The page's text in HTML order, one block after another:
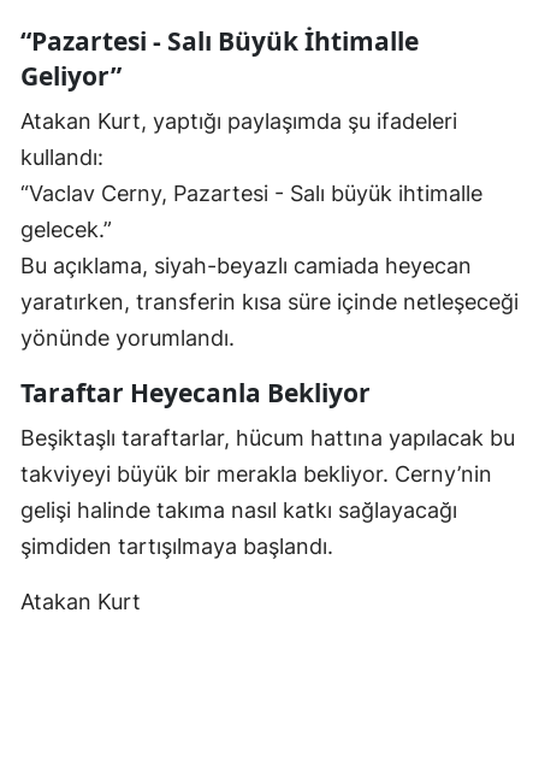
“Pazartesi - Salı Büyük İhtimalle
Geliyor”
Atakan Kurt, yaptığı paylaşımda şu ifadeleri
kullandı:
“Vaclav Cerny, Pazartesi - Salı büyük ihtimalle
gelecek.”
Bu açıklama, siyah-beyazlı camiada heyecan
yaratırken, transferin kısa süre içinde netleşeceği
yönünde yorumlandı.
Taraftar Heyecanla Bekliyor
Beşiktaşlı taraftarlar, hücum hattına yapılacak bu
takviyeyi büyük bir merakla bekliyor. Cerny’nin
gelişi halinde takıma nasıl katkı sağlayacağı
şimdiden tartışılmaya başlandı.
Atakan Kurt